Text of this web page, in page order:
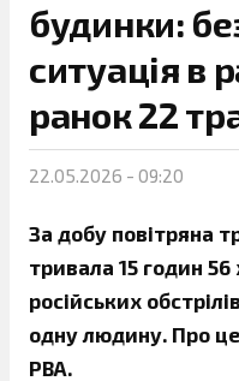
будинки:
ситуація в
ранок 22
22.05.2026 - 09:20
За добу повітряна
тривала 15 годин
російських
одну людину. Про
РВА.